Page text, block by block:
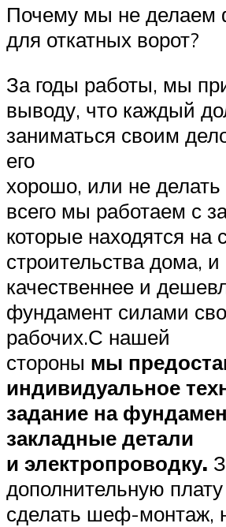
Почему мы не делаем
для откатных ворот?
За годы работы, мы
выводу, что каждый
заниматься своим
его
хорошо, или не
всего мы работаем с
которые находятся на
строительства дома,
качественнее и
фундамент силами
рабочих.С нашей
стороны мы
индивидуальное
задание на
закладные детали
и электропроводку.
дополнительную
сделать шеф-монтаж,